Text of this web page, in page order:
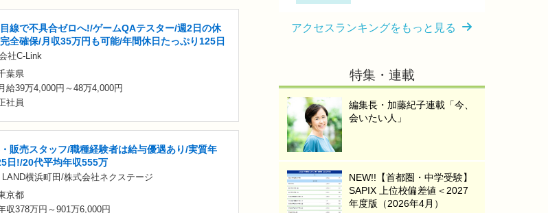
線で不具合ゼロへ!/ゲームQAテスター/週2日の休
全確保/月収35万円も可能/年間休日たっぷり125日
社C-Link
葉県
月給39万4,000円～48万4,000円
社員
販売スタッフ/職種経験者は給与優遇あり/実質年
日!/20代平均年収555万
横浜町田/株式会社ネクステージ
京都
収378万円～901万6,000円
アクセスランキングをもっと見る
特集・連載
編集長・加藤紀子連載「今、
会いたい人」
NEW!!【首都圏・中学受験】
SAPIX 上位校偏差値＜2027
年度版（2026年4月）